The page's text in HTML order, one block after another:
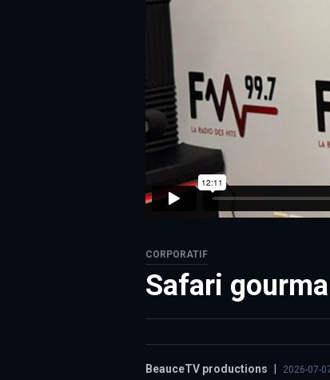
CORPORATIF
Safari
BeauceTV productions 2026-07-